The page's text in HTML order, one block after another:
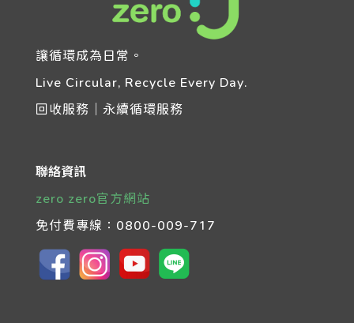
讓循環成為日常。
Live Circular, Recycle Every Day.
回收服務｜永續循環服務
聯絡資訊
zero zero官方網站
免付費專線： 0800-009-717